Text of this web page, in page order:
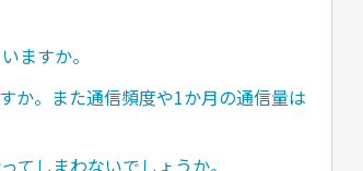
ますか。
か。また通信頻度や1か月の通信量は
てしまわないでしょうか。